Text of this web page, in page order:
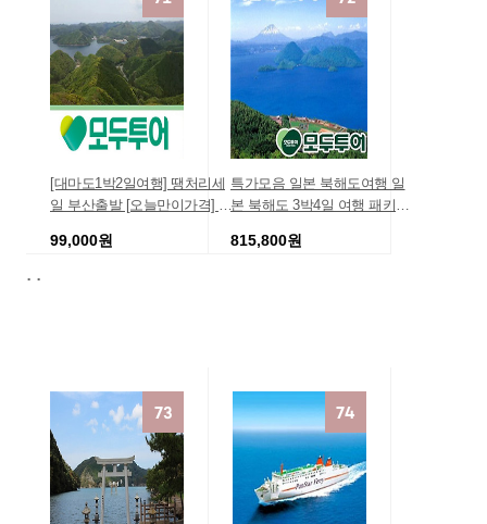
[대마도1박2일여행] 땡처리세
일 부산출발 [오늘만이가격] 이
99,000원
특가모음 일본 북해도여행 일
본 북해도 3박4일 여행 패키지
일저렴한 가족여행 효도여행
815,800원
. .